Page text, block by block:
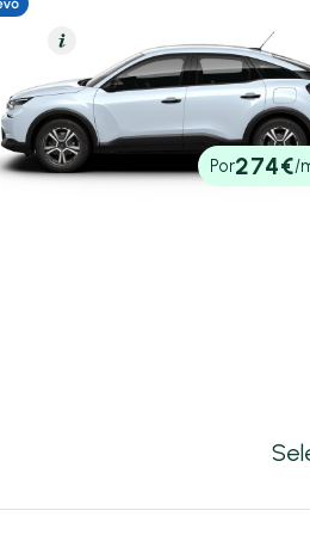
C4
eléctrico 100kW 50kWh You
Automático
contado
Por274€/